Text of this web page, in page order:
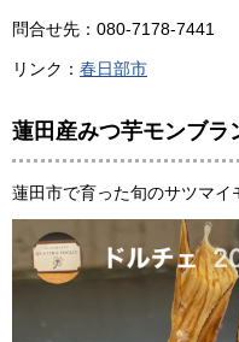
問合せ先：080-7178-7441
リンク： 春日部市
蓮田産みつ芋モンブラ
蓮田市で育った旬のサツマイ